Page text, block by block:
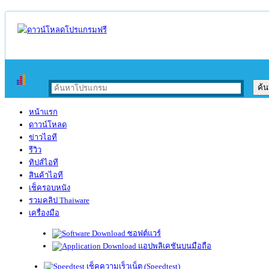
หน้าแรก
ดาวน์โหลด
ข่าวไอที
รีวิว
ทิปส์ไอที
สินค้าไอที
เช็ครอบหนัง
รวมคลิป Thaiware
เครื่องมือ
ซอฟต์แวร์
แอปพลิเคชันบนมือถือ
เช็คความเร็วเน็ต (Speedtest)